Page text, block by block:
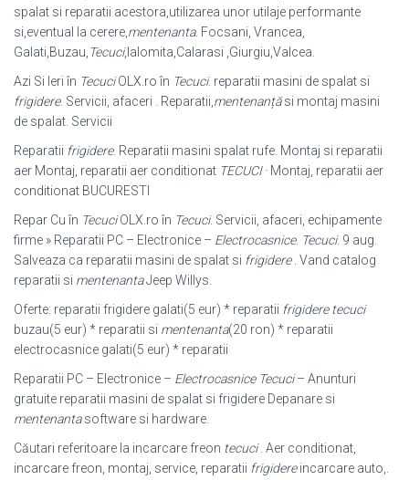
spalat si reparatii acestora,utilizarea unor utilaje performante
si,eventual la cerere, mentenanta. Focsani, Vrancea,
Galati,Buzau, Tecuci,Ialomita,Calarasi ,Giurgiu, Valcea.
Azi Si Ieri în TecuciOLX.ro în Tecuci. reparatii masini de spalat si
frigidere. Servicii, afaceri . Reparatii, mentenanțăsi montaj masini
de spalat. Servicii
Reparatii frigidere. Reparatii masini spalat rufe. Montaj si reparatii
aer Montaj, reparatii aer conditionat TECUCI· Montaj, reparatii aer
conditionat BUCURESTI
Repar Cu în TecuciOLX.ro în Tecuci. Servicii, afaceri, echipamente
firme » Reparatii PC – Electronice – Electrocasnice. Tecuci. 9 aug.
Salveaza ca reparatii masini de spalat si frigidere. Vand catalog
reparatii si mentenantaJeep Willys.
Oferte: reparatii frigidere galati(5 eur) * reparatii frigidere tecuci
buzau(5 eur) * reparatii si mentenanta(20 ron) * reparatii
electrocasnice galati(5 eur) * reparatii
Reparatii PC – Electronice – Electrocasnice Tecuci– Anunturi
gratuite reparatii masini de spalat si frigidere Depanare si
mentenantasoftware si hardware.
Căutari referitoare la incarcare freon tecuci. Aer conditionat,
incarcare freon, montaj, service, reparatii frigidereincarcare auto,.